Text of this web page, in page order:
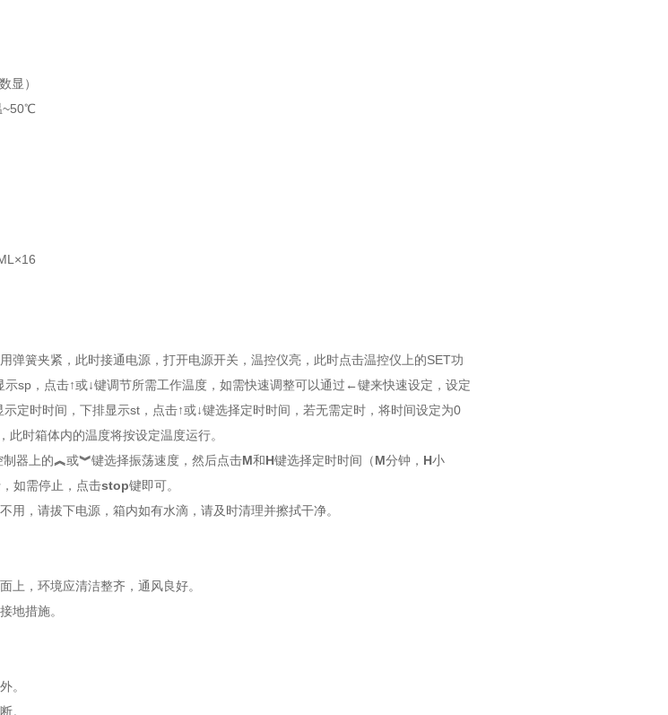
显）
~50℃
弹簧夹紧，此时接通电源，打开电源开关，温控仪亮，此时点击温控仪上的SET功
示sp，点击↑或↓键调节所需工作温度，如需快速调整可以通过 ←键来快速设定，设定
定时时间，下排显示st，点击↑或↓键选择定时时间，若无需定时，将时间设定为0
此时箱体内的温度将按设定温度运行。
制器上的︽或︾键选择振荡速度，然后点击M和H键选择定时时间（M分钟， H小
如需停止，点击stop键即可。
用，请拔下电源，箱内如有水滴，请及时清理并擦拭干净。
上，环境应清洁整齐，通风良好。
地措施。
。
。